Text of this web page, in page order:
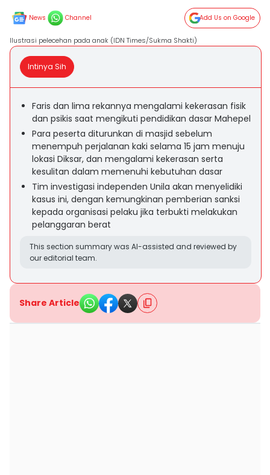
News Channel Add Us on Google
Ilustrasi pelecehan pada anak (IDN Times/Sukma Shakti)
Intinya Sih
Faris dan lima rekannya mengalami kekerasan fisik
dan psikis saat mengikuti pendidikan dasar Mahepel
Para peserta diturunkan di masjid sebelum
menempuh perjalanan kaki selama 15 jam menuju
lokasi Diksar, dan mengalami kekerasan serta
kesulitan dalam memenuhi kebutuhan dasar
Tim investigasi independen Unila akan menyelidiki
kasus ini, dengan kemungkinan pemberian sanksi
kepada organisasi pelaku jika terbukti melakukan
pelanggaran berat
This section summary was AI-assisted and reviewed by
our editorial team.
Share Article